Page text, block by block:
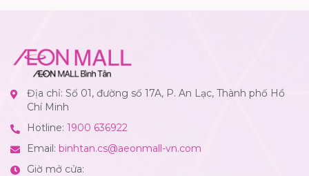
Địa chỉ: Số 01, đường số 17A, P. An Lạc, Thành phố Hồ
Chí Minh
Hotline: 1900 636922
Email: binhtan.cs@aeonmall-vn.com
Giờ mở cửa: